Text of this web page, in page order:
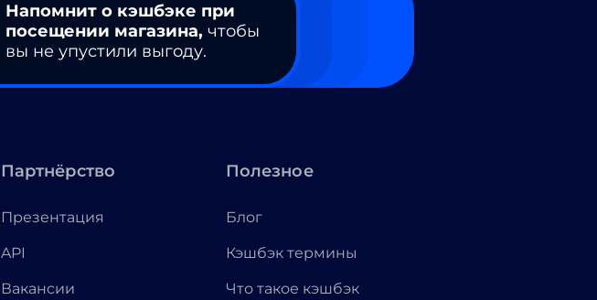
Напомнит о кэшбэке при
посещении магазина, чтобы
вы не упустили выгоду.
Партнёрство
Презентация
API
Вакансии
Полезное
Блог
Кэшбэк термины
Что такое кэшбэк